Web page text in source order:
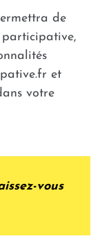
de
et
votre
vous